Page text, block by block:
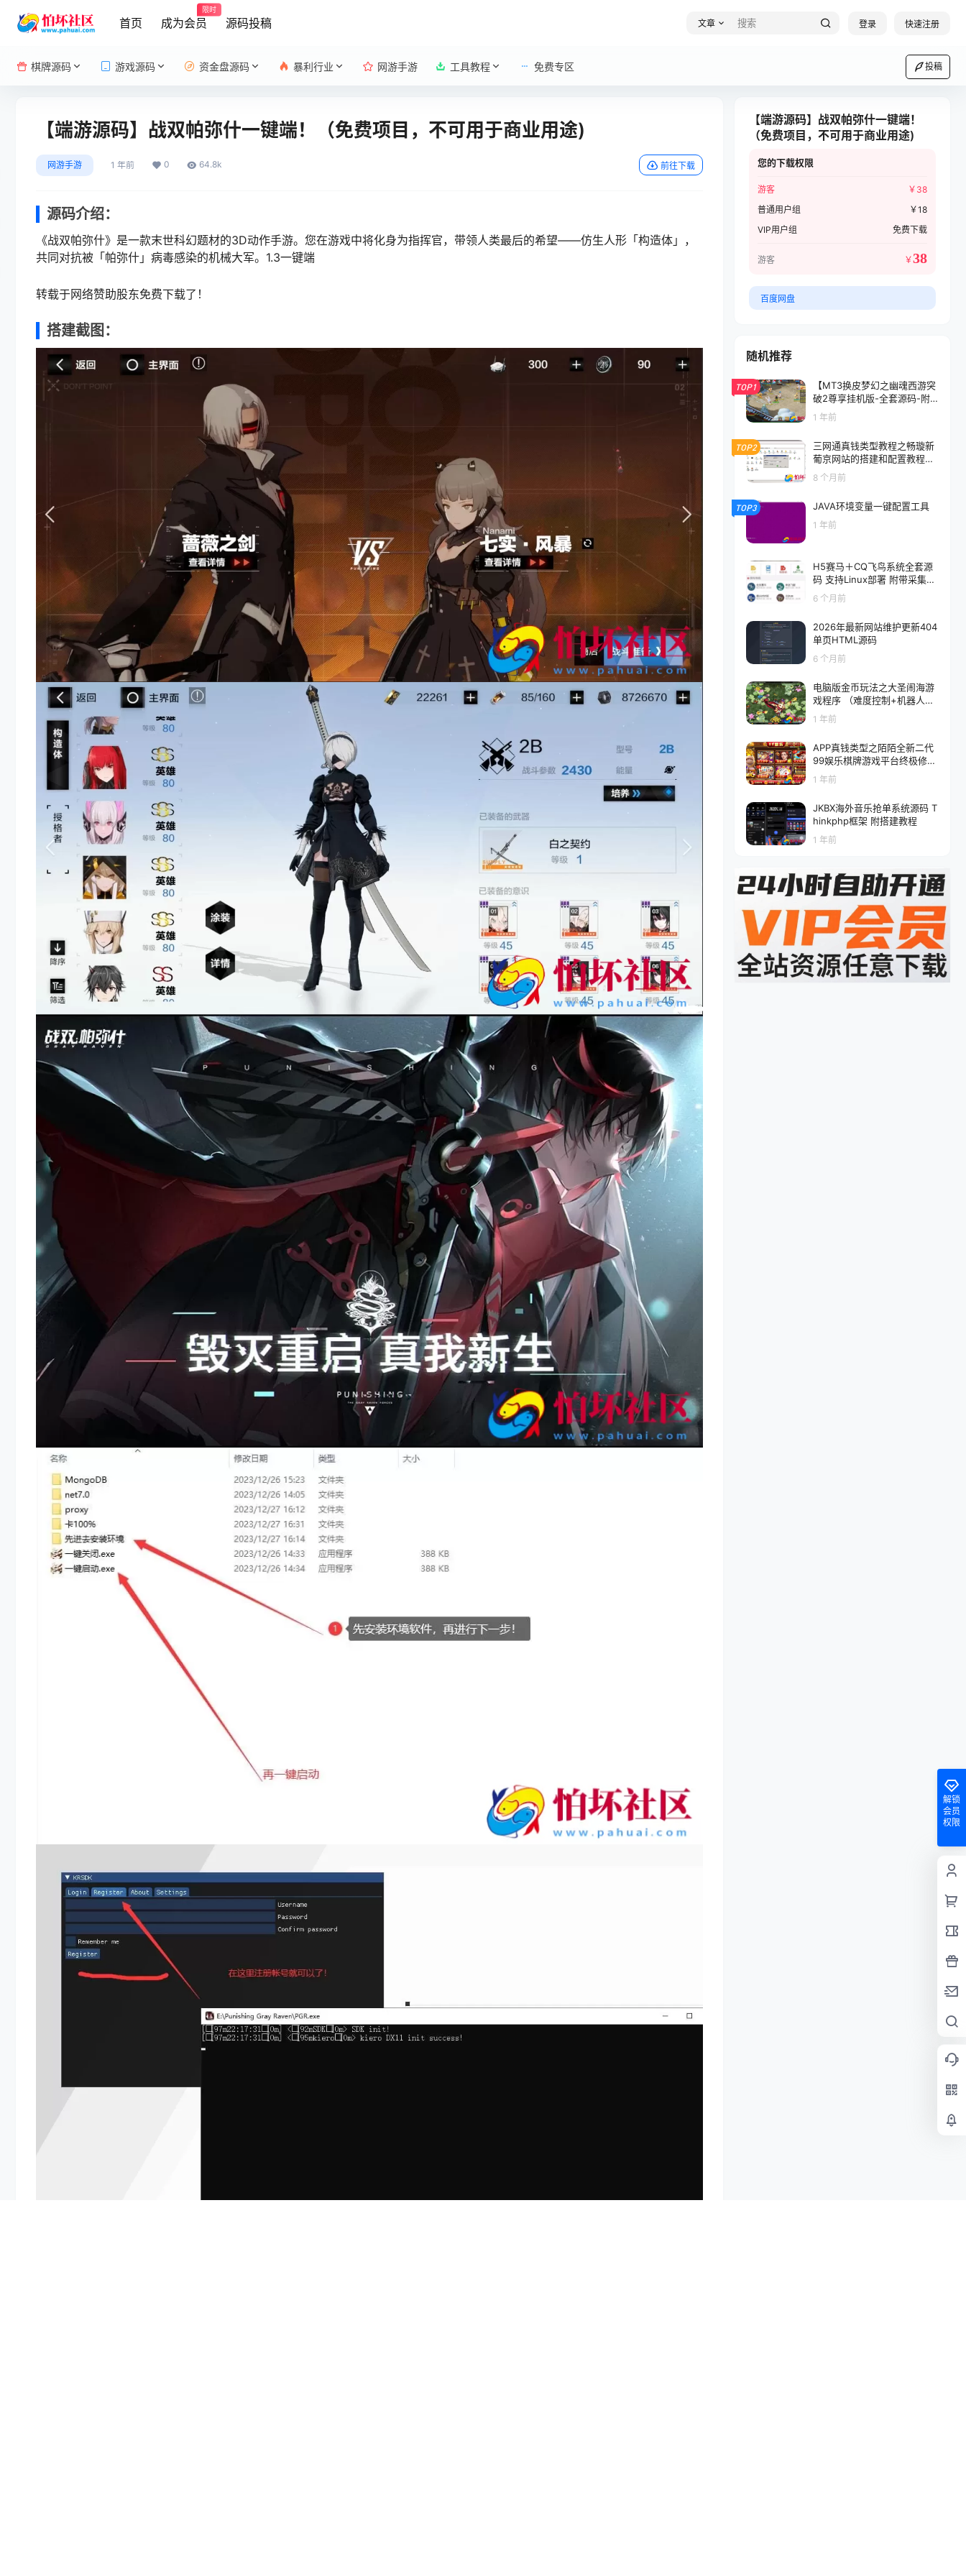
首页 成为会员
限时
源码投稿 文章 登录 快速注册
棋牌源码 游戏源码 资金盘源码 暴利行业 网游手游 工具教程 免费专区 投稿
【端游源码】战双帕弥什一键端！（免费项目，不可用于商业用途)
网游手游 1 年前 0 64.8k 前往下载
源码介绍：
《战双帕弥什》是一款末世科幻题材的3D动作手游。您在游戏中将化身为指挥官，带领人类最后的希望——仿生人形「构造体」，
共同对抗被「帕弥什」病毒感染的机械大军。1.3一键端
转载于网络赞助股东免费下载了！
搭建截图：
【端游源码】战双帕弥什一键端！
（免费项目，不可用于商业用途)
您的下载权限
游客 ￥ 38
普通用户组
￥18
VIP用户组
免费下载
游客 ￥38
百度网盘
随机推荐
TOP1
【MT3换皮梦幻之幽魂西游突
破2尊享挂机版-全套源码-附
带攻略】回合动作手游-最新整
理单机一键即玩镜像端-打包Li
1 年前
TOP2
三网通真钱类型教程之畅璇新
葡京网站的搭建和配置教程
（第二课）
8 个月前
TOP3 JAVA环境变量一键配置工具
1 年前
H5赛马＋CQ飞鸟系统全套源
码 支持Linux部署 附带采集脚
6 个月前
2026年最新网站维护更新404
单页HTML源码
6 个月前
电脑版金币玩法之大圣闹海游
戏程序 （难度控制+机器人）
带资源文件
1 年前
APP真钱类型之陌陌全新二代
99娱乐棋牌游戏平台终极修复
版 可完美运营
1 年前
JKBX海外音乐抢单系统源码 T
hinkphp框架 附搭建教程
1 年前
解锁
会员
权限